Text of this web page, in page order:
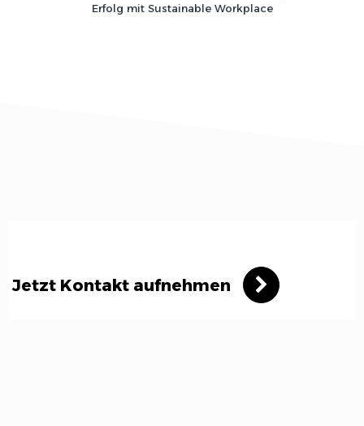
Erfolg mit Sustainable Workplace
Jetzt Kontakt aufnehmen